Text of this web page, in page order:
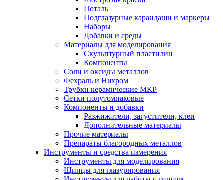
Поталь
Подглазурные карандаши и маркеры
Наборы
Добавки и среды
Материалы для моделирования
Скульптурный пластилин
Компоненты
Соли и оксиды металлов
Фехраль и Нихром
Трубки керамические МКР
Сетки полутомпаковые
Компоненты и добавки
Разжижители, загустители, клеи
Дополнительные материалы
Прочие материалы
Препараты благородных металлов
Инструменты и средства измерения
Инструменты для моделирования
Щипцы для глазурирования